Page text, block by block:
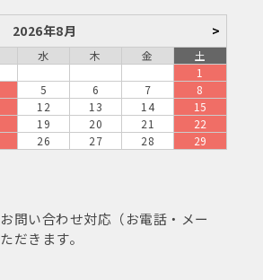
2026年8月 >
水 木 金
土
1
5 6 7
8
12 13 14
15
19 20 21
22
26 27 28
29
問い合わせ対応（お電話・メー
だきます。